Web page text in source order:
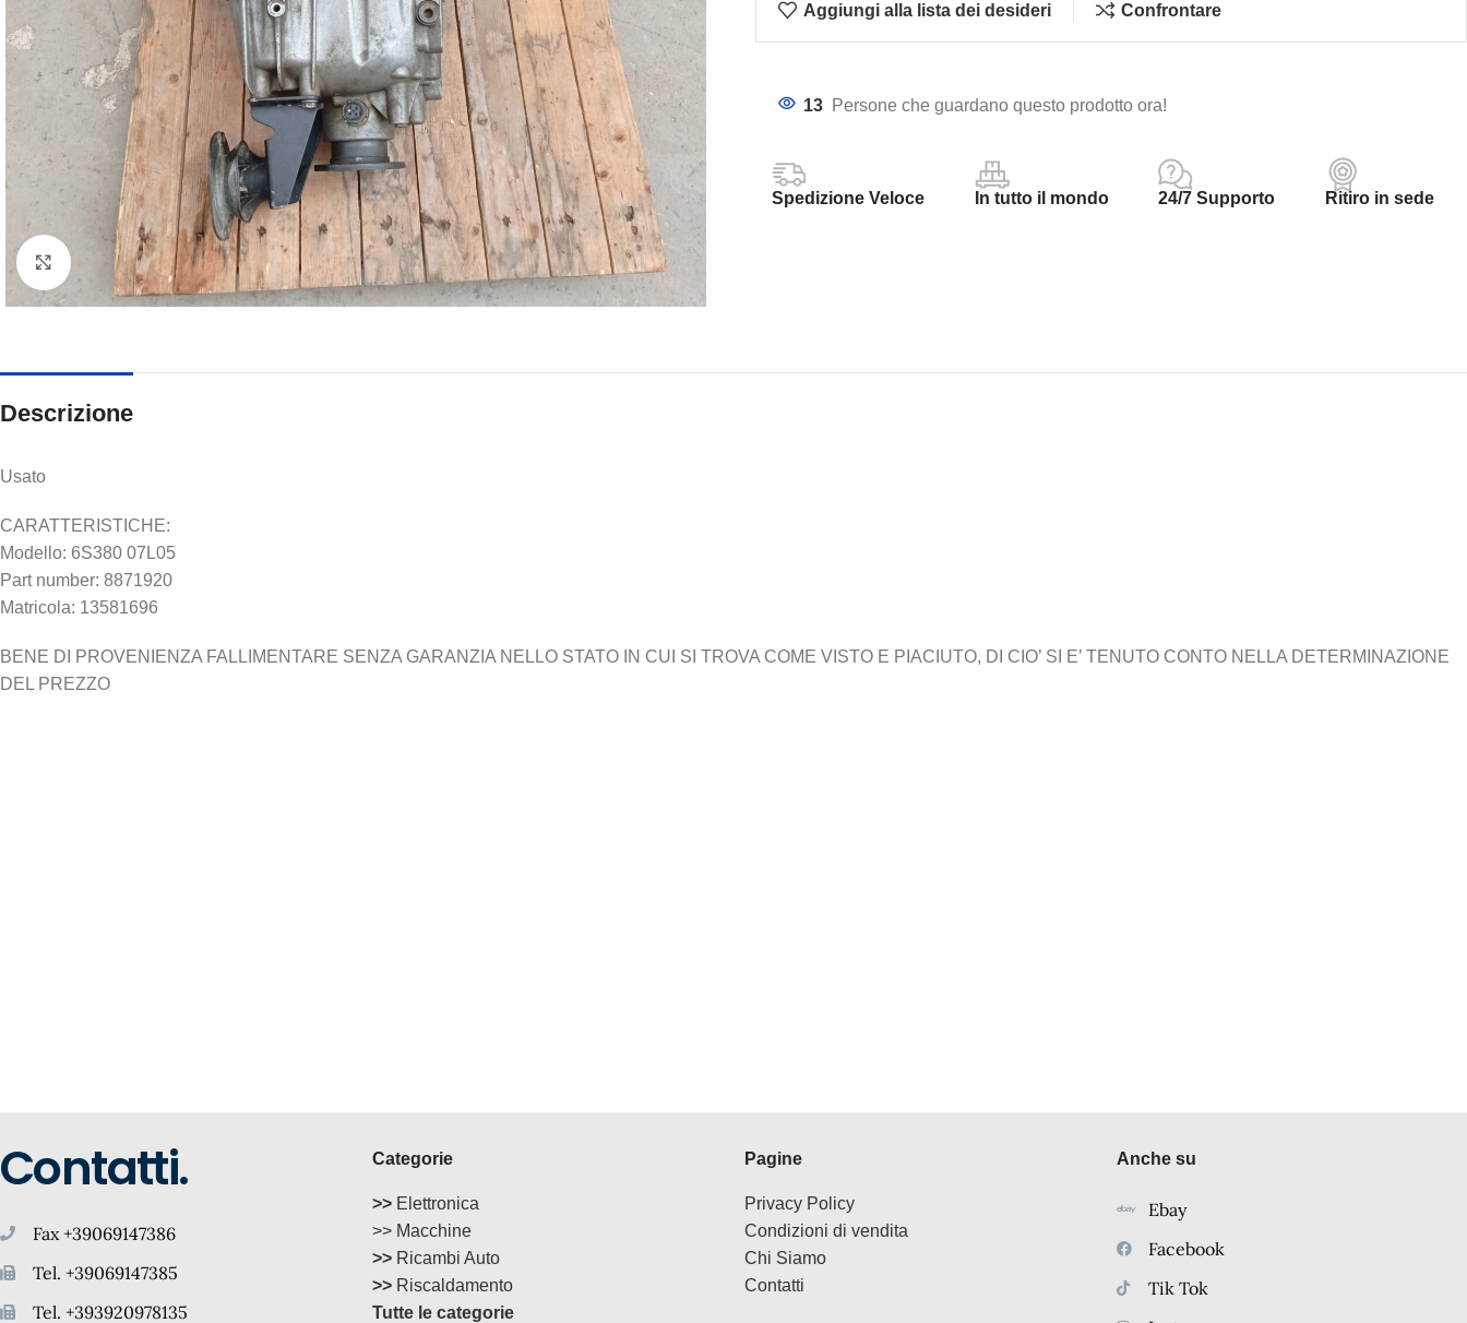
Clicca per ingrandire
Aggiungi alla lista dei desideri Confrontare
13 Persone che guardano questo prodotto ora!
Spedizione Veloce In tutto il mondo 24/7 Supporto Ritiro in sede
Descrizione
Usato
CARATTERISTICHE:
Modello: 6S380 07L05
Part number: 8871920
Matricola: 13581696
BENE DI PROVENIENZA FALLIMENTARE SENZA GARANZIA NELLO STATO IN CUI SI TROVA COME VISTO E PIACIUTO, DI CIO’ SI E’ TENUTO CONTO NELLA DETERMINAZIONE
DEL PREZZO
Contatti.
Fax +39069147386
Tel. +39069147385
Tel. +393920978135
Categorie
>>Elettronica
>> Macchine
>>Ricambi Auto
>>Riscaldamento
Tutte le categorie
Pagine
Privacy Policy
Condizioni di vendita
Chi Siamo
Contatti
Anche su
Ebay
Facebook
Tik Tok